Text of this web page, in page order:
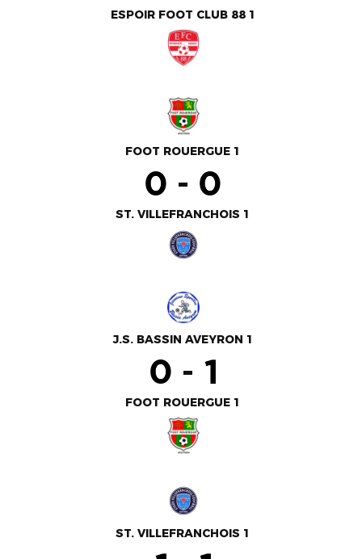
ESPOIR FOOT CLUB 88 1
FOOT ROUERGUE 1
-
ST. VILLEFRANCHOIS 1
J.S. BASSIN AVEYRON 1
-
FOOT ROUERGUE 1
ST. VILLEFRANCHOIS 1